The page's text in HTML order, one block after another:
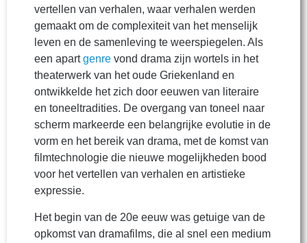
vertellen van verhalen, waar verhalen werden
gemaakt om de complexiteit van het menselijk
leven en de samenleving te weerspiegelen. Als
een apartgenre vond drama zijn wortels in het
theaterwerk van het oude Griekenland en
ontwikkelde het zich door eeuwen van literaire
en toneeltradities. De overgang van toneel naar
scherm markeerde een belangrijke evolutie in de
vorm en het bereik van drama, met de komst van
filmtechnologie die nieuwe mogelijkheden bood
voor het vertellen van verhalen en artistieke
expressie.
Het begin van de 20e eeuw was getuige van de
opkomst van dramafilms, die al snel een medium